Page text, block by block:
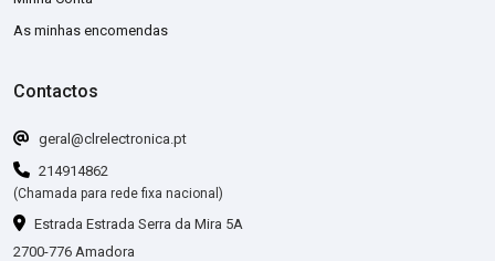
As minhas encomendas
Contactos
geral@clrelectronica.pt
214914862
(Chamada para rede fixa nacional)
Estrada Estrada Serra da Mira 5A
2700-776 Amadora